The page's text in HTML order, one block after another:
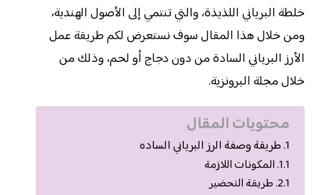
خلطة البرياني اللذيذة، والتي تنتمي إلى الأصول الهندية،
ومن خلال هذا المقال سوف نستعرض لكم طريقة عمل
الأرز البرياني السادة من دون دجاج أو لحم، وذلك من
خلال مجلة البرونزية.
محتويات المقال
طريقة وصفة الرز البرياني الساده
المكونات اللازمة
طريقة التحضير